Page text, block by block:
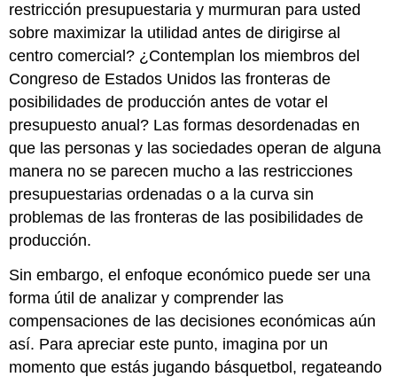
restricción presupuestaria y murmuran para usted
sobre maximizar la utilidad antes de dirigirse al
centro comercial? ¿Contemplan los miembros del
Congreso de Estados Unidos las fronteras de
posibilidades de producción antes de votar el
presupuesto anual? Las formas desordenadas en
que las personas y las sociedades operan de alguna
manera no se parecen mucho a las restricciones
presupuestarias ordenadas o a la curva sin
problemas de las fronteras de las posibilidades de
producción.
Sin embargo, el enfoque económico puede ser una
forma útil de analizar y comprender las
compensaciones de las decisiones económicas aún
así. Para apreciar este punto, imagina por un
momento que estás jugando básquetbol, regateando